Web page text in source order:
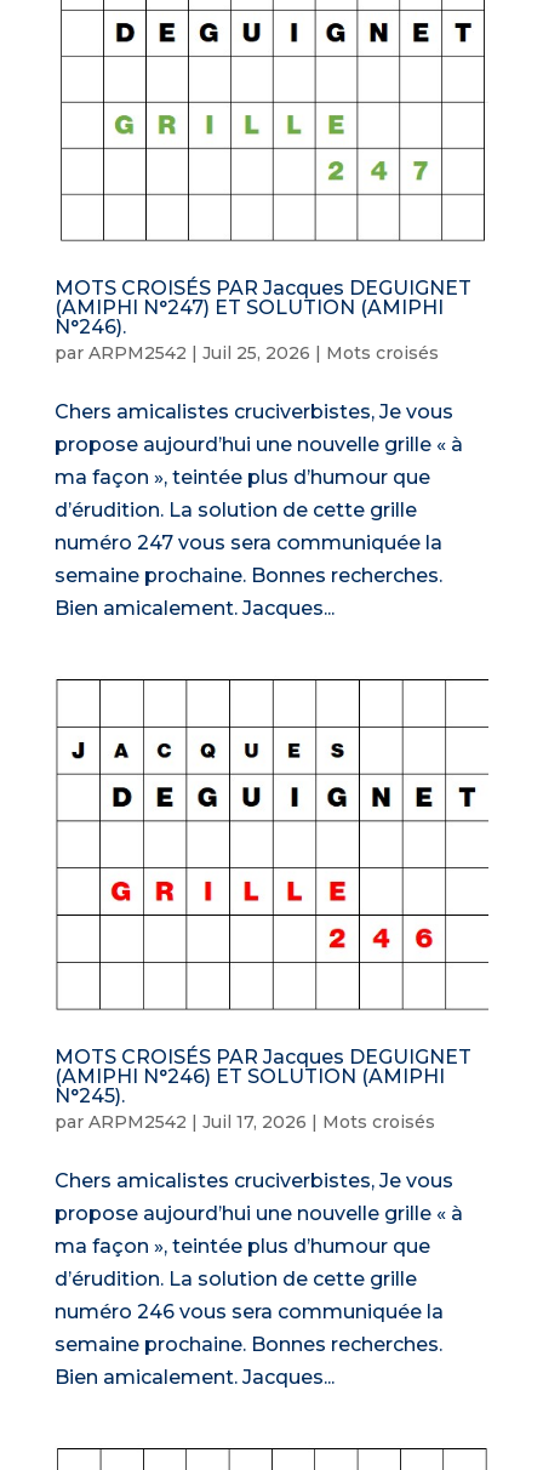
MOTS CROISÉS PAR Jacques DEGUIGNET
(AMIPHI N°247) ET SOLUTION (AMIPHI
N°246).
par ARPM2542 | Juil 25, 2026 | Mots croisés
Chers amicalistes cruciverbistes, Je vous
propose aujourd’hui une nouvelle grille « à
ma façon », teintée plus d’humour que
d’érudition. La solution de cette grille
numéro 247 vous sera communiquée la
semaine prochaine. Bonnes recherches.
Bien amicalement. Jacques...
MOTS CROISÉS PAR Jacques DEGUIGNET
(AMIPHI N°246) ET SOLUTION (AMIPHI
N°245).
par ARPM2542 | Juil 17, 2026 | Mots croisés
Chers amicalistes cruciverbistes, Je vous
propose aujourd’hui une nouvelle grille « à
ma façon », teintée plus d’humour que
d’érudition. La solution de cette grille
numéro 246 vous sera communiquée la
semaine prochaine. Bonnes recherches.
Bien amicalement. Jacques...